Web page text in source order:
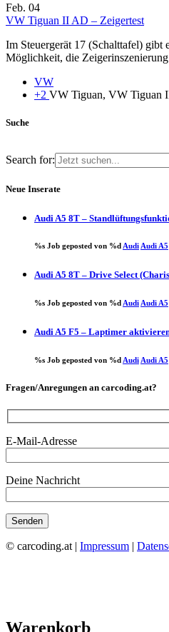
Feb. 04
VW Tiguan II AD – Zeigertest
Im Steuergerät 17 (Schalttafel)
Möglichkeit, die
VW
+2 VW Tiguan, VW Tiguan
Suche
Search for:
Neue Inserate
Audi A5 8T –
%s Job geposted von %dAudiAudi A5
Audi A5 8T – Drive Select
%s Job geposted von %dAudiAudi A5
Audi A5 F5 – Laptimer
%s Job geposted von %d Audi Audi A5
Fragen/Anregungen an carcoding.at?
E-Mail-Adresse
Deine Nachricht
© carcoding.at | Impressum |
Warenkorb